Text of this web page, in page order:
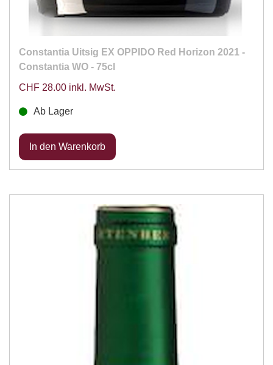
Constantia Uitsig EX OPPIDO Red Horizon 2021 -
Constantia WO - 75cl
CHF 28.00 inkl. MwSt.
Ab Lager